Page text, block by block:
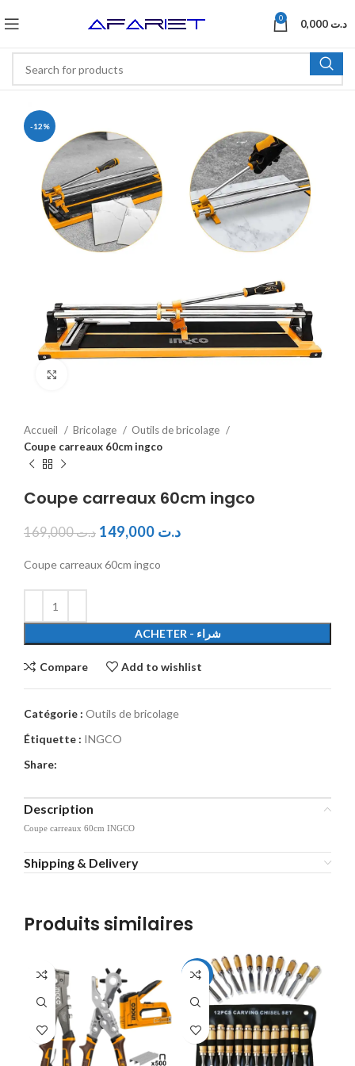
0 د.ت
-12%
Accueil Bricolage
Outils de bricolage
Coupe carreaux 60cm ingco
Coupe carreaux 60cm ingco
د.ت169,000 د.ت
Coupe carreaux 60cm ingco
ACHETER - شراء
Compare Add to wishlist
Catégorie : Outils de bricolage
Étiquette : INGCO
Share:
Description
Coupe carreaux 60cm INGCO
Shipping & Delivery
Produits similaires
-19%